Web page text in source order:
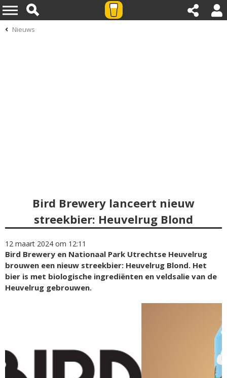
Nieuws
Bird Brewery lanceert nieuw
streekbier: Heuvelrug Blond
12 maart 2024 om 12:11
Bird Brewery en Nationaal Park Utrechtse Heuvelrug
brouwen een nieuw streekbier: Heuvelrug Blond. Het
bier is met biologische ingrediënten en veldsalie van de
Heuvelrug gebrouwen.